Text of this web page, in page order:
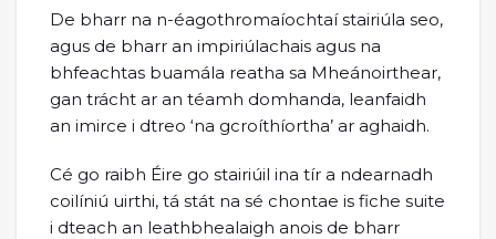
De bharr na n-éagothromaíochtaí stairiúla seo,
agus de bharr an impiriúlachais agus na
bhfeachtas buamála reatha sa Mheánoirthear,
gan trácht ar an téamh domhanda, leanfaidh
an imirce i dtreo ‘na gcroíthíortha’ ar aghaidh.
Cé go raibh Éire go stairiúil ina tír a ndearnadh
coilíniú uirthi, tá stát na sé chontae is fiche suite
i dteach an leathbhealaigh anois de bharr